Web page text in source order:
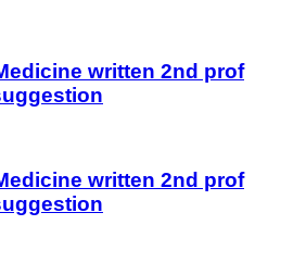
written 2nd prof
written 2nd prof